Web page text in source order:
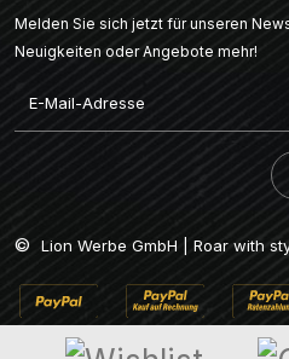
Melden Sie sich jetzt für unseren
Neuigkeiten oder Angebote mehr!
© Lion Werbe GmbH | Roar with